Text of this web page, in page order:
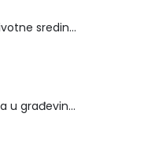
Zaštita životne sredine rekultivacijom odlagališta
Geodezija u građevinarstvu